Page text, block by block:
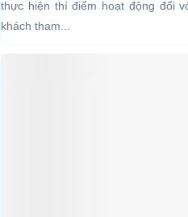
thực hiện thí điểm hoạt động đối
khách tham...